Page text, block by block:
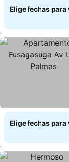
Elige fechas
Elige fechas